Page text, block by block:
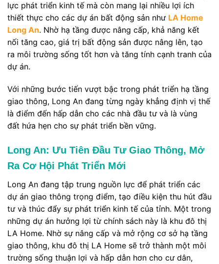
lực phát triển kinh tế mà còn mang lại nhiều lợi ích
thiết thực cho các dự án bất động sản như LA Home
Long An. Nhờ hạ tầng được nâng cấp, khả năng kết
nối tăng cao, giá trị bất động sản được nâng lên, tạo
ra môi trường sống tốt hơn và tăng tính cạnh tranh của
dự án.
Với những bước tiến vượt bậc trong phát triển hạ tầng
giao thông, Long An đang từng ngày khẳng định vị thế
là điểm đến hấp dẫn cho các nhà đầu tư và là vùng
đất hứa hẹn cho sự phát triển bền vững.
Long An: Ưu Tiên Đầu Tư Giao Thông, Mở
Ra Cơ Hội Phát Triển Mới
Long An đang tập trung nguồn lực để phát triển các
dự án giao thông trọng điểm, tạo điều kiện thu hút đầu
tư và thúc đẩy sự phát triển kinh tế của tỉnh. Một trong
những dự án hưởng lợi từ chính sách này là khu đô thị
LA Home. Nhờ sự nâng cấp và mở rộng cơ sở hạ tầng
giao thông, khu đô thị LA Home sẽ trở thành một môi
trường sống thuận lợi và hấp dẫn hơn cho cư dân,